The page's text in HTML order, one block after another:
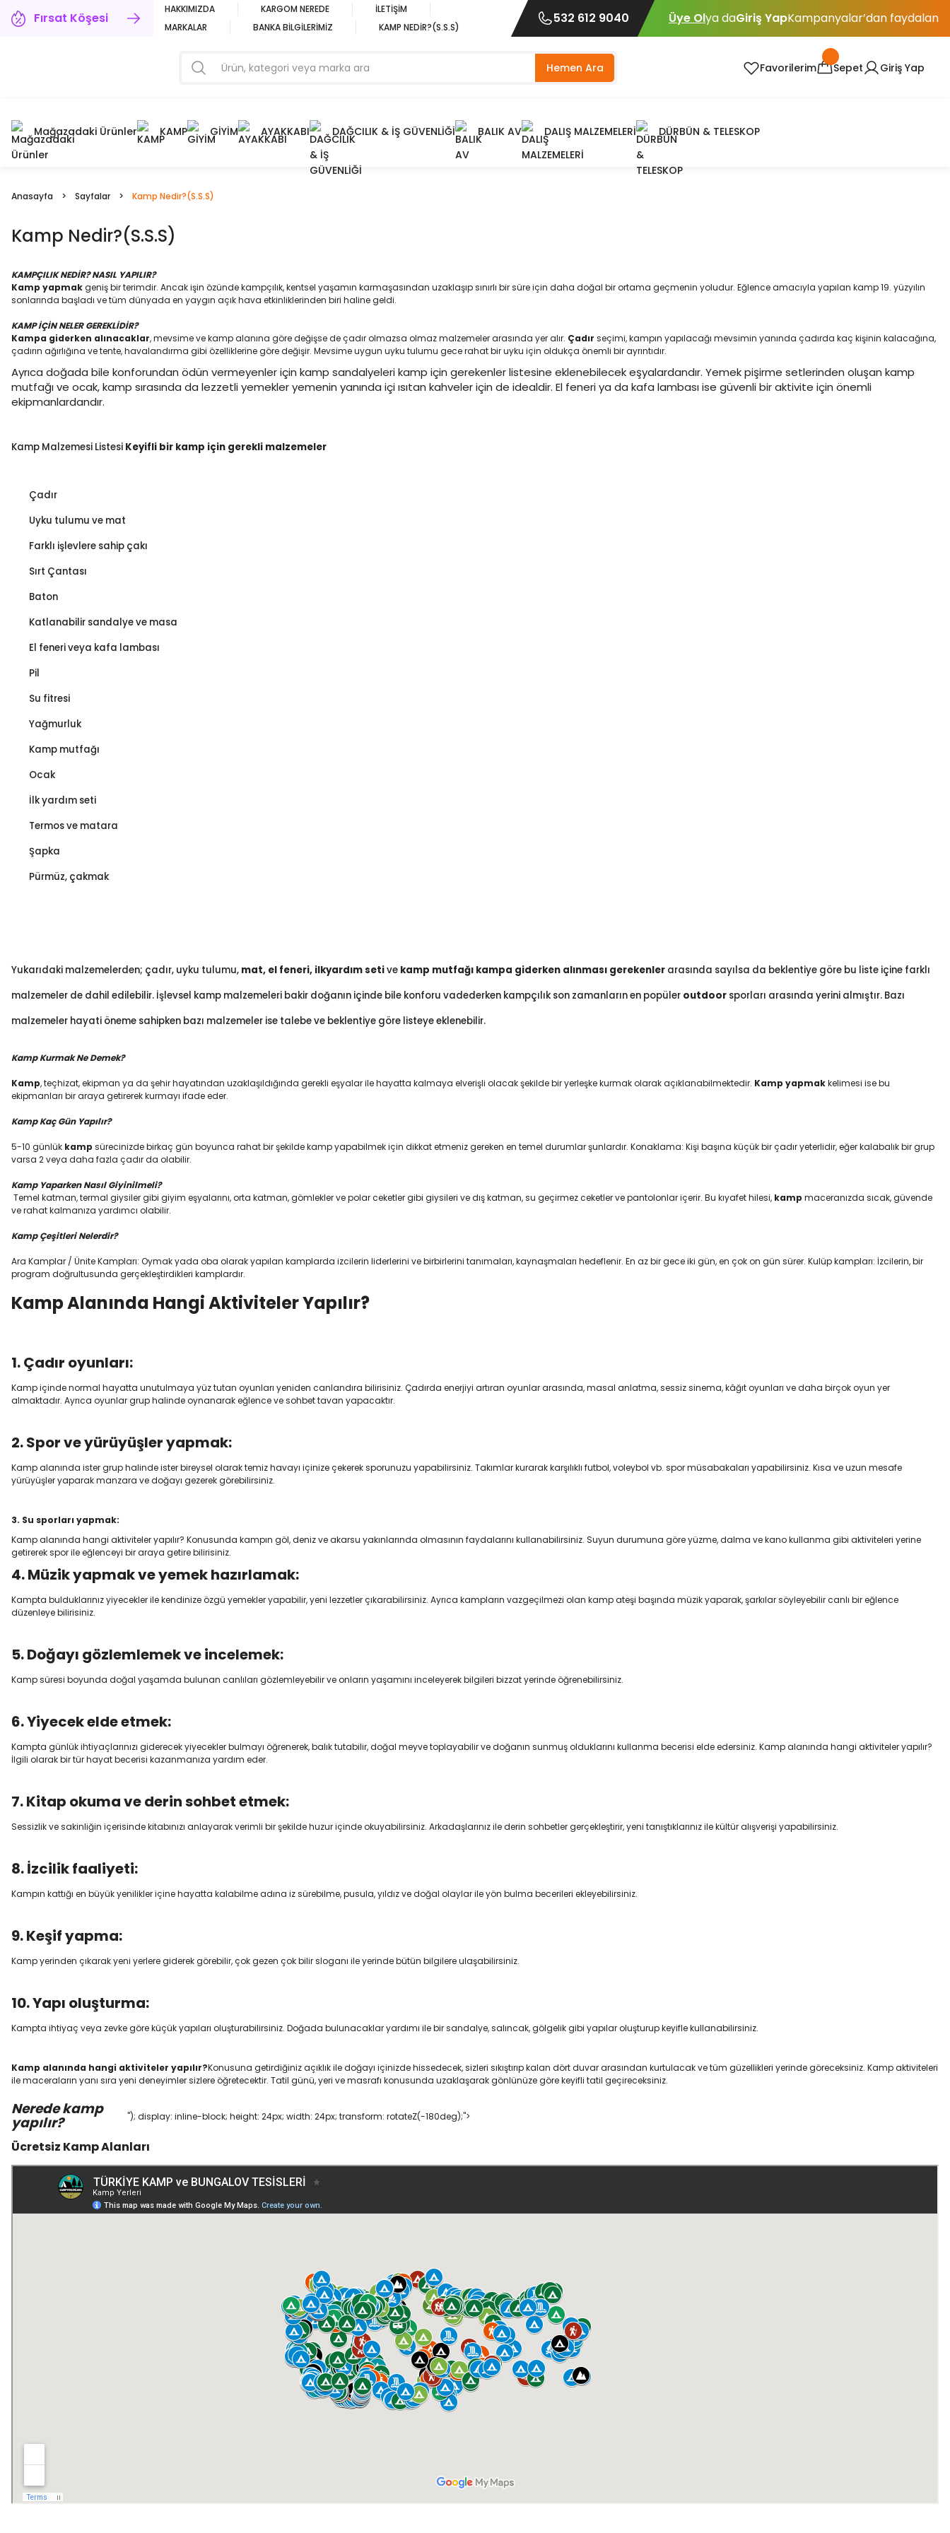
Fırsat Köşesi
HAKKIMIZDA KARGOM NEREDE
İLETİŞİM
MARKALAR
BANKA BİLGİLERİMİZ KAMP NEDİR?(S.S.S)
532 612 9040 Üye Olya daGiriş YapKampanyalar’dan faydalan
Hemen Ara Favorilerim Sepet Giriş Yap
Mağazadaki Ürünler KAMP GİYİM AYAKKABI DAĞCILIK & İŞ GÜVENLİĞİ BALIK AV DALIŞ MALZEMELERİ DÜRBÜN & TELESKOP
Anasayfa Sayfalar Kamp Nedir?(S.S.S)
Kamp Nedir?(S.S.S)
KAMPÇILIK NEDİR? NASIL YAPILIR?
Kamp yapmakgeniş bir terimdir. Ancak işin özünde kampçılık, kentsel yaşamın karmaşasından uzaklaşıp sınırlı bir süre için daha doğal bir ortama geçmenin yoludur. Eğlence amacıyla yapılan kamp 19. yüzyılın
sonlarında başladı ve tüm dünyada en yaygın açık hava etkinliklerinden biri haline geldi.
KAMP İÇİN NELER GEREKLİDİR?
Kampa giderken alınacaklar, mevsime ve kamp alanına göre değişse de çadır olmazsa olmaz malzemeler arasında yer alır. Çadır seçimi, kampın yapılacağı mevsimin yanında çadırda kaç kişinin kalacağına,
çadırın ağırlığına ve tente, havalandırma gibi özelliklerine göre değişir. Mevsime uygun uyku tulumu gece rahat bir uyku için oldukça önemli bir ayrıntıdır.
Ayrıca doğada bile konforundan ödün vermeyenler için kamp sandalyeleri kamp için gerekenler listesine eklenebilecek eşyalardandır. Yemek pişirme setlerinden oluşan kamp
mutfağı ve ocak, kamp sırasında da lezzetli yemekler yemenin yanında içi ısıtan kahveler için de idealdir. El feneri ya da kafa lambası ise güvenli bir aktivite için önemli
ekipmanlardandır.
Kamp Malzemesi Listesi Keyifli bir kamp için gerekli malzemeler
Çadır
Uyku tulumu ve mat
Farklı işlevlere sahip çakı
Sırt Çantası
Baton
Katlanabilir sandalye ve masa
El feneri veya kafa lambası
Pil
Su fitresi
Yağmurluk
Kamp mutfağı
Ocak
İlk yardım seti
Termos ve matara
Şapka
Pürmüz, çakmak
Yukarıdaki malzemelerden; çadır, uyku tulumu, mat, el feneri, ilkyardım setive kamp mutfağı kampa giderken alınması gerekenler arasında sayılsa da beklentiye göre bu liste içine farklı
malzemeler de dahil edilebilir. İşlevsel kamp malzemeleri bakir doğanın içinde bile konforu vadederken kampçılık son zamanların en popüler outdoor sporları arasında yerini almıştır. Bazı
malzemeler hayati öneme sahipken bazı malzemeler ise talebe ve beklentiye göre listeye eklenebilir.
Kamp Kurmak Ne Demek?
Kamp, teçhizat, ekipman ya da şehir hayatından uzaklaşıldığında gerekli eşyalar ile hayatta kalmaya elverişli olacak şekilde bir yerleşke kurmak olarak açıklanabilmektedir. Kamp yapmakkelimesi ise bu
ekipmanları bir araya getirerek kurmayı ifade eder.
Kamp Kaç Gün Yapılır?
5-10 günlük kamp sürecinizde birkaç gün boyunca rahat bir şekilde kamp yapabilmek için dikkat etmeniz gereken en temel durumlar şunlardır. Konaklama: Kişi başına küçük bir çadır yeterlidir, eğer kalabalık bir grup
varsa 2 veya daha fazla çadır da olabilir.
Kamp Yaparken Nasıl Giyinilmeli?
Temel katman, termal giysiler gibi giyim eşyalarını, orta katman, gömlekler ve polar ceketler gibi giysileri ve dış katman, su geçirmez ceketler ve pantolonlar içerir. Bu kıyafet hilesi, kamp maceranızda sıcak, güvende
ve rahat kalmanıza yardımcı olabilir.
Kamp Çeşitleri Nelerdir?
Ara Kamplar / Ünite Kampları: Oymak yada oba olarak yapılan kamplarda izcilerin liderlerini ve birbirlerini tanımaları, kaynaşmaları hedeflenir. En az bir gece iki gün, en çok on gün sürer. Kulüp kampları: İzcilerin, bir
program doğrultusunda gerçekleştirdikleri kamplardır.
Kamp Alanında Hangi Aktiviteler Yapılır?
1. Çadır oyunları:
Kamp içinde normal hayatta unutulmaya yüz tutan oyunları yeniden canlandıra bilirisiniz. Çadırda enerjiyi artıran oyunlar arasında, masal anlatma, sessiz sinema, kâğıt oyunları ve daha birçok oyun yer
almaktadır. Ayrıca oyunlar grup halinde oynanarak eğlence ve sohbet tavan yapacaktır.
2. Spor ve yürüyüşler yapmak:
Kamp alanında ister grup halinde ister bireysel olarak temiz havayı içinize çekerek sporunuzu yapabilirsiniz. Takımlar kurarak karşılıklı futbol, voleybol vb. spor müsabakaları yapabilirsiniz. Kısa ve uzun mesafe
yürüyüşler yaparak manzara ve doğayı gezerek görebilirsiniz.
3. Su sporları yapmak:
Kamp alanında hangi aktiviteler yapılır? Konusunda kampın göl, deniz ve akarsu yakınlarında olmasının faydalarını kullanabilirsiniz. Suyun durumuna göre yüzme, dalma ve kano kullanma gibi aktiviteleri yerine
getirerek spor ile eğlenceyi bir araya getire bilirisiniz.
4. Müzik yapmak ve yemek hazırlamak:
Kampta bulduklarınız yiyecekler ile kendinize özgü yemekler yapabilir, yeni lezzetler çıkarabilirsiniz. Ayrıca kampların vazgeçilmezi olan kamp ateşi başında müzik yaparak, şarkılar söyleyebilir canlı bir eğlence
düzenleye bilirisiniz.
5. Doğayı gözlemlemek ve incelemek:
Kamp süresi boyunda doğal yaşamda bulunan canlıları gözlemleyebilir ve onların yaşamını inceleyerek bilgileri bizzat yerinde öğrenebilirsiniz.
6. Yiyecek elde etmek:
Kampta günlük ihtiyaçlarınızı giderecek yiyecekler bulmayı öğrenerek, balık tutabilir, doğal meyve toplayabilir ve doğanın sunmuş olduklarını kullanma becerisi elde edersiniz. Kamp alanında hangi aktiviteler yapılır?
İlgili olarak bir tür hayat becerisi kazanmanıza yardım eder.
7. Kitap okuma ve derin sohbet etmek:
Sessizlik ve sakinliğin içerisinde kitabınızı anlayarak verimli bir şekilde huzur içinde okuyabilirsiniz. Arkadaşlarınız ile derin sohbetler gerçekleştirir, yeni tanıştıklarınız ile kültür alışverişi yapabilirsiniz.
8. İzcilik faaliyeti:
Kampın kattığı en büyük yenilikler içine hayatta kalabilme adına iz sürebilme, pusula, yıldız ve doğal olaylar ile yön bulma becerileri ekleyebilirsiniz.
9. Keşif yapma:
Kamp yerinden çıkarak yeni yerlere giderek görebilir, çok gezen çok bilir sloganı ile yerinde bütün bilgilere ulaşabilirsiniz.
10. Yapı oluşturma:
Kampta ihtiyaç veya zevke göre küçük yapıları oluşturabilirsiniz. Doğada bulunacaklar yardımı ile bir sandalye, salıncak, gölgelik gibi yapılar oluşturup keyifle kullanabilirsiniz.
Kamp alanında hangi aktiviteler yapılır?Konusuna getirdiğiniz açıklık ile doğayı içinizde hissedecek, sizleri sıkıştırıp kalan dört duvar arasından kurtulacak ve tüm güzellikleri yerinde göreceksiniz. Kamp aktiviteleri
ile maceraların yanı sıra yeni deneyimler sizlere öğretecektir. Tatil günü, yeri ve masrafı konusunda uzaklaşarak gönlünüze göre keyifli tatil geçireceksiniz.
Nerede kamp
yapılır? "); display: inline-block; height: 24px; width: 24px; transform: rotateZ(-180deg);">
Ücretsiz Kamp Alanları